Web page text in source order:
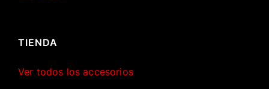
TIENDA
Ver todos los accesorios